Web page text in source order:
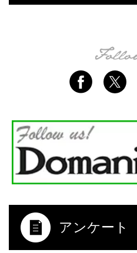
アンケート